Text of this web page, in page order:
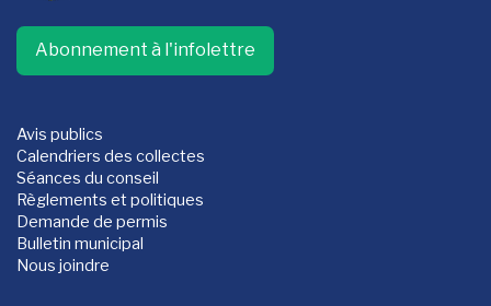
Abonnement à l'infolettre
Avis publics
Calendriers des collectes
Séances du conseil
Règlements et politiques
Demande de permis
Bulletin municipal
Nous joindre